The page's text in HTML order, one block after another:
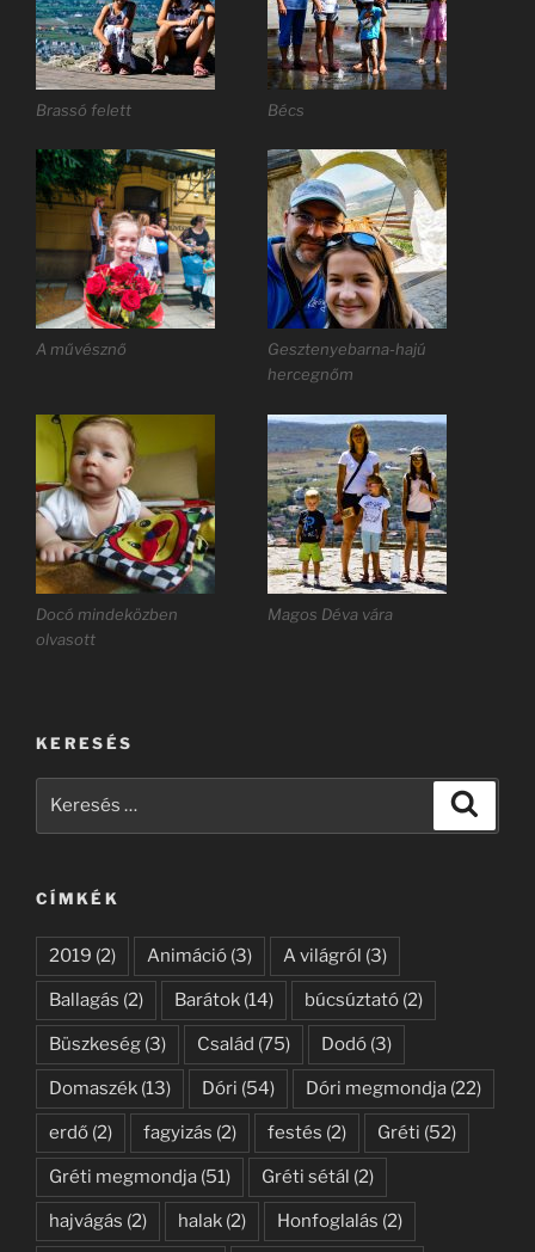
Brassó felett Bécs
A művésznő
Gesztenyebarna-hajú
hercegnőm
Docó mindeközben
olvasott
Magos Déva vára
KERESÉS
CÍMKÉK
2019 (2) Animáció (3) A világról (3)
Ballagás (2) Barátok (14) búcsúztató (2)
Büszkeség (3) Család (75) Dodó (3)
Domaszék (13) Dóri (54) Dóri megmondja (22)
erdő (2) fagyizás (2) festés (2) Gréti (52)
Gréti megmondja (51) Gréti sétál (2)
hajvágás (2) halak (2) Honfoglalás (2)